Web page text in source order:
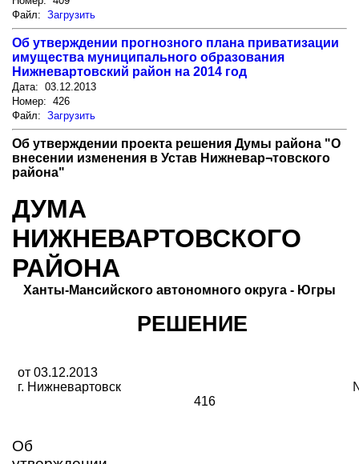
Файл: Загрузить
Об утверждении прогнозного плана приватизации
имущества муниципального образования
Нижневартовский район на 2014 год
Дата: 03.12.2013
Номер: 426
Файл: Загрузить
Об утверждении проекта решения Думы района "О
внесении изменения в Устав Нижневар¬товского
района"
ДУМА
НИЖНЕВАРТОВСКОГО
РАЙОНА
Ханты-Мансийского автономного округа - Югры
РЕШЕНИЕ
от 03.12.2013
г. Нижневартовск
416
Об